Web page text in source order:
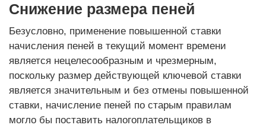
Снижение размера пеней
Безусловно, применение повышенной ставки
начисления пеней в текущий момент времени
является нецелесообразным и чрезмерным,
поскольку размер действующей ключевой ставки
является значительным и без отмены повышенной
ставки, начисление пеней по старым правилам
могло бы поставить налогоплательщиков в